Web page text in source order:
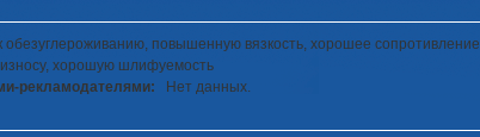
повышенную вязкость, хорошее сопротивление
износу, хорошую шлифуемость
рекламодателями:
Нет данных.